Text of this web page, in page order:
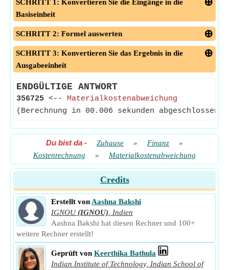
SCHRITT 1: Konvertieren Sie die Eingänge in die
Basiseinheit
SCHRITT 2: Formel auswerten
SCHRITT 3: Konvertieren Sie das Ergebnis in die
Ausgabeeinheit
ENDGÜLTIGE ANTWORT
356725 <-- Materialkostenabweichung
(Berechnung in 00.006 sekunden abgeschlossen)
Du bist da - Zuhause » Finanz
»
Kostenrechnung
» Materialkostenabweichung
Credits
Erstellt von Aashna Bakshi
IGNOU (IGNOU)
Indien
Aashna Bakshi hat diesen Rechner und 100+
weitere Rechner erstellt!
Geprüft von Keerthika Bathula
Indian Institute of Technology, Indian School of